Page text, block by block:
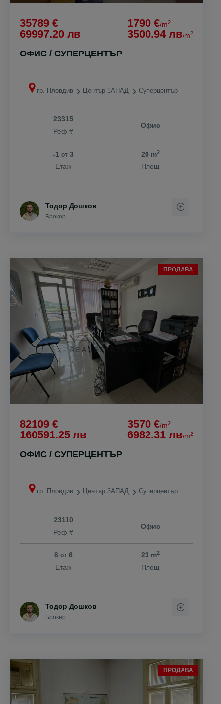
35789 €
69997.20 лв
1790 €/m2
3500.94 лв/m2
ОФИС / СУПЕРЦЕНТЪР
гр. Пловдив Център ЗАПАД Суперцентър
23315
Реф #
Офис
-1 от 3
Етаж
20 m2
Площ
Тодор Дошков
Брокер
ПРОДАВА
82109 €
160591.25 лв
3570 €/m2
6982.31 лв/m2
ОФИС / СУПЕРЦЕНТЪР
гр. Пловдив Център ЗАПАД Суперцентър
23110
Реф #
Офис
6 от6
Етаж
23 m2
Площ
Тодор Дошков
Брокер
ПРОДАВА